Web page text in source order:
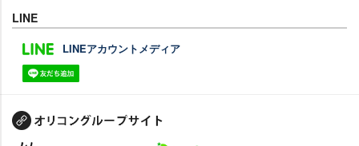
LINE
LINEアカウントメディア